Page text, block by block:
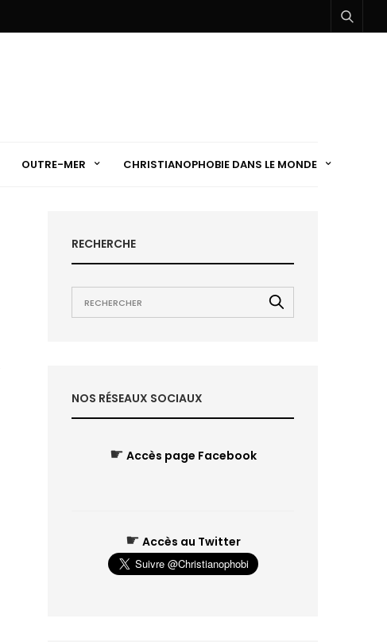
OUTRE-MER CHRISTIANOPHOBIE DANS LE MONDE
RECHERCHE
NOS RÉSEAUX SOCIAUX
☛ Accès page Facebook
☛ Accès au Twitter